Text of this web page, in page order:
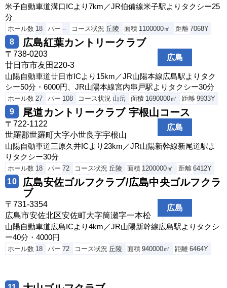
米子自動車道溝口ICより7km／JR伯備線米子駅よりタクシー25
分
ホール数 18 パー -- コース状況 丘陵 面積 1100000㎡ 距離 7068Y
8 広島紅葉カントリークラブ
広島
〒738-0203
廿日市市友田220-3
山陽自動車道廿日市ICより15km／JR山陽本線広島駅よりタク
シー50分・6000円、JR山陽本線宮内串戸駅よりタクシー30分
ホール数 27 パー 108 コース状況 山岳 面積 1690000㎡ 距離 9933Y
9 尾道カントリークラブ 宇根山コース
広島
〒722-1122
世羅郡世羅町大字小世良字宇根山
山陽自動車道三原久井ICより23km／JR山陽新幹線新尾道駅よ
りタクシー30分
ホール数 18 パー 72 コース状況 丘陵 面積 1200000㎡ 距離 6412Y
10
広島安佐ゴルフクラブ/広島中央ゴルフクラ
ブ
広島
〒731-3354
広島市安佐北区安佐町大字筒瀬字一本松
山陽自動車道広島ICより4km／JR山陽新幹線広島駅よりタクシ
ー40分・4000円
ホール数 18 パー 72 コース状況 丘陵 面積 940000㎡ 距離 6464Y